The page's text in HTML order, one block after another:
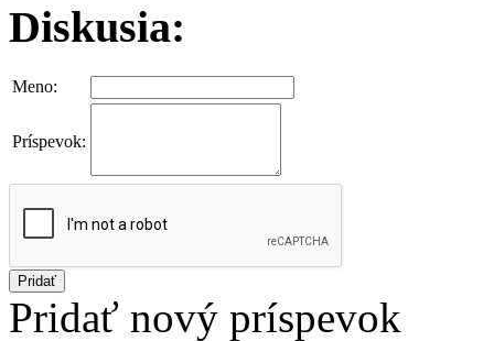
Diskusia:
Meno:
Príspevok:
Pridať
Pridať nový príspevok